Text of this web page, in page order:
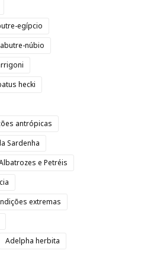
egípcio
abutre-núbio
hecki
antrópicas
Sardenha
e Petréis
extremas
Adelpha herbita